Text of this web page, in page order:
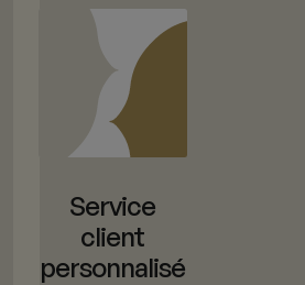
Service
client
personnalisé